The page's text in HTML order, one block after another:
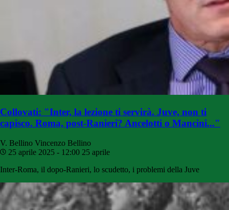
Collovati: "Inter, la lezione ti servirà. Juve, non ti
capisco. Roma, post-Ranieri? Ancelotti o Mancini..."
V. Bellino Vincenzo Bellino
25 aprile 2025 - 12:00 25 aprile
Inter-Roma, il dopo-Ranieri, lo scudetto, i problemi della Juve